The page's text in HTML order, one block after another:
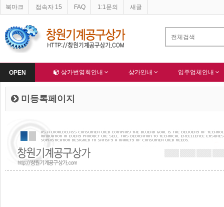
OPEN
북마크 접속자 15 FAQ 1:1문의 새글
이버 등록완료 - 알림 한국종합산업(주) 회원님 가입을 축하드립니다 !
Home 상가번영회안내 상가안내 입주업체안내
미등록페이지